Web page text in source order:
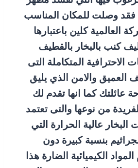
فقد وصلت للمكان المناسب
العالمية كلين باعتبارها
كنب بالبخار بالقطيف
الاحترافية المتكاملة التى
العميق والامن الذي يليق
عائلتك كما انها تقدم لك
من نوعها والتى تعتمد
عالية الحرارة التي
بنسبة كبيرة دون
الكيميائية الضارة هذا